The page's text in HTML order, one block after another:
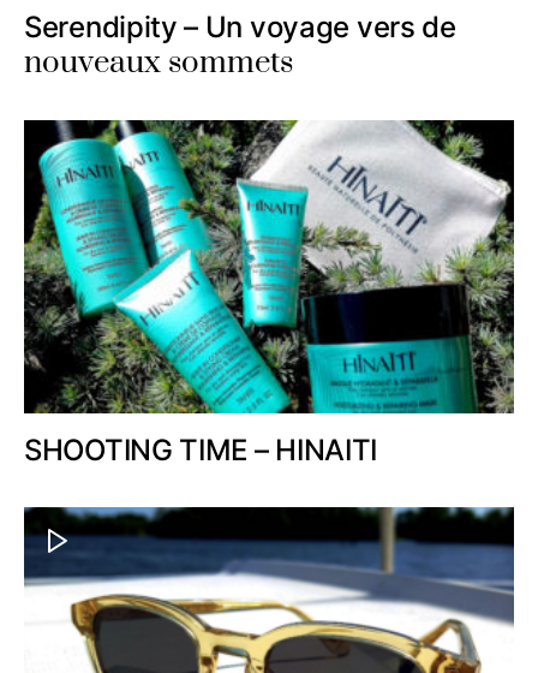
Serendipity – Un voyage vers de
nouveaux sommets
SHOOTING TIME – HINAITI